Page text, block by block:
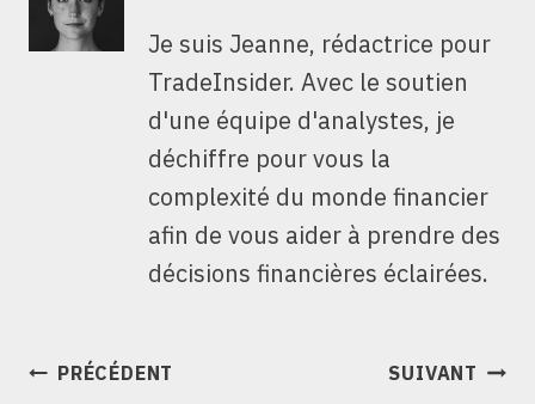
Je suis Jeanne, rédactrice pour
TradeInsider. Avec le soutien
d'une équipe d'analystes, je
déchiffre pour vous la
complexité du monde financier
afin de vous aider à prendre des
décisions financières éclairées.
NAVIGATION
PRÉCÉDENT SUIVANT